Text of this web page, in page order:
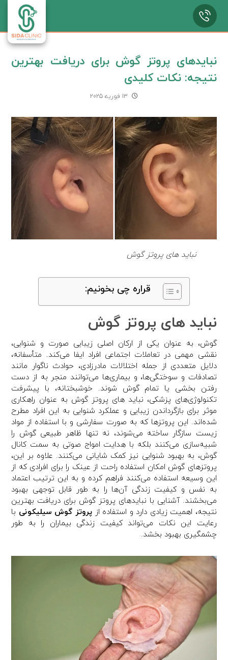
نبایدهای پروتز گوش برای دریافت بهترین
نتیجه: نکات کلیدی
13 فوریه 2025
نباید های پروتز گوش
قراره چی بخونیم:
نباید های پروتز گوش
گوش، به عنوان یکی از ارکان اصلی زیبایی صورت و شنوایی،
نقشی مهمی در تعاملات اجتماعی افراد ایفا می‌کند. متأسفانه،
دلایل متعددی از جمله اختلالات مادرزادی، حوادث ناگوار مانند
تصادفات و سوختگی‌ها، و بیماری‌ها می‌توانند منجر به از دست
رفتن بخشی یا تمام گوش شوند. خوشبختانه، با پیشرفت
تکنولوژی‌های پزشکی، نباید های پروتز گوش به عنوان راهکاری
موثر برای بازگرداندن زیبایی و عملکرد شنوایی به این افراد مطرح
شده‌اند. این پروتزها که به صورت سفارشی و با استفاده از مواد
زیست سازگار ساخته می‌شوند، نه تنها ظاهر طبیعی گوش را
شبیه‌سازی می‌کنند بلکه با هدایت امواج صوتی به سمت کانال
گوش، به بهبود شنوایی نیز کمک شایانی می‌کنند. علاوه بر این،
پروتزهای گوش امکان استفاده راحت از عینک را برای افرادی که از
این وسیعه استفاده می‌کنند فراهم کرده و به این ترتیب اعتماد
به نفس و کیفیت زندگی آن‌ها را به طور قابل توجهی بهبود
می‌بخشند. آشنایی با نبایدهای پروتز گوش برای دریافت بهترین
نتیجه، اهمیت زیادی دارد و استفاده ازپروتز گوش سیلیکونی با
رعایت این نکات می‌تواند کیفیت زندگی بیماران را به طور
چشمگیری بهبود بخشد.